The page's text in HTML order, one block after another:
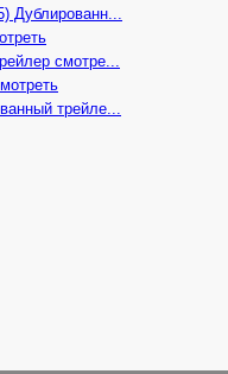
Дублированн...
смотре...
трейле...